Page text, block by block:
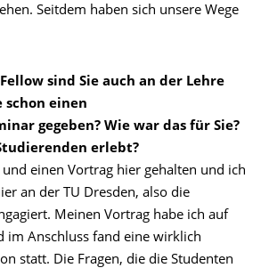
Seitdem haben sich unsere Wege
sind Sie auch an der Lehre
schon einen
gegeben? Wie war das für Sie?
erlebt?
einen Vortrag hier gehalten und ich
an der TU Dresden, also die
Meinen Vortrag habe ich auf
im Anschluss fand eine wirklich
statt. Die Fragen, die die Studenten